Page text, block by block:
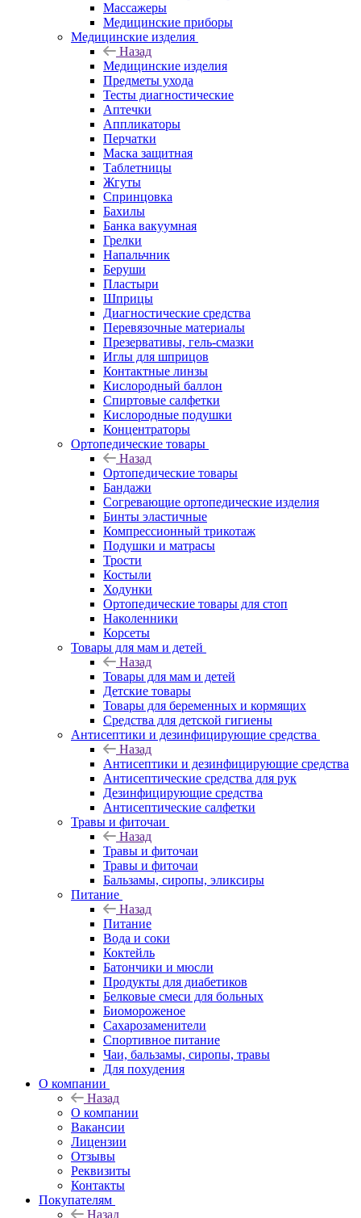
Массажеры
Медицинские приборы
Медицинские изделия
Назад
Медицинские изделия
Предметы ухода
Тесты диагностические
Аптечки
Аппликаторы
Перчатки
Маска защитная
Таблетницы
Жгуты
Спринцовка
Бахилы
Банка вакуумная
Грелки
Напальчник
Беруши
Пластыри
Шприцы
Диагностические средства
Перевязочные материалы
Презервативы, гель-смазки
Иглы для шприцов
Контактные линзы
Кислородный баллон
Спиртовые салфетки
Кислородные подушки
Концентраторы
Ортопедические товары
Назад
Ортопедические товары
Бандажи
Согревающие ортопедические изделия
Бинты эластичные
Компрессионный трикотаж
Подушки и матрасы
Трости
Костыли
Ходунки
Ортопедические товары для стоп
Наколенники
Корсеты
Товары для мам и детей
Назад
Товары для мам и детей
Детские товары
Товары для беременных и кормящих
Средства для детской гигиены
Антисептики и дезинфицирующие средства
Назад
Антисептики и дезинфицирующие средства
Антисептические средства для рук
Дезинфицирующие средства
Антисептические салфетки
Травы и фиточаи
Назад
Травы и фиточаи
Травы и фиточаи
Бальзамы, сиропы, эликсиры
Питание
Назад
Питание
Вода и соки
Коктейль
Батончики и мюсли
Продукты для диабетиков
Белковые смеси для больных
Биомороженое
Сахарозаменители
Спортивное питание
Чаи, бальзамы, сиропы, травы
Для похудения
О компании
Назад
О компании
Вакансии
Лицензии
Отзывы
Реквизиты
Контакты
Покупателям
Назад